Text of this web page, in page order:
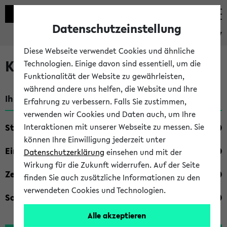
eKVV
Kombisuche im eKVV
Ihre Suchkriterien:
Studienfach
Einrichtung
Zeiten
Sonstiges
Datenschutzeinstellung
Diese Webseite verwendet Cookies und ähnliche
Technologien. Einige davon sind essentiell, um die
Funktionalität der Website zu gewährleisten,
während andere uns helfen, die Website und Ihre
Erfahrung zu verbessern. Falls Sie zustimmen,
verwenden wir Cookies und Daten auch, um Ihre
Interaktionen mit unserer Webseite zu messen. Sie
können Ihre Einwilligung jederzeit unter
Datenschutzerklärung einsehen und mit der
Wirkung für die Zukunft widerrufen. Auf der Seite
finden Sie auch zusätzliche Informationen zu den
verwendeten Cookies und Technologien.
Alle akzeptieren